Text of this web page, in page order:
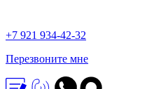
+7 921 934-42-32
Перезвоните мне